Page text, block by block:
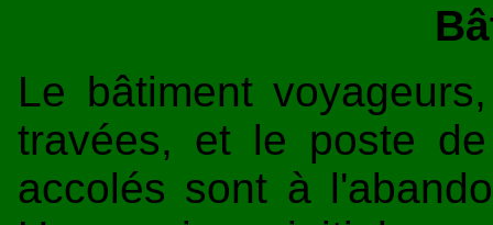
Le bâtiment
travées, et le poste
accolés sont à